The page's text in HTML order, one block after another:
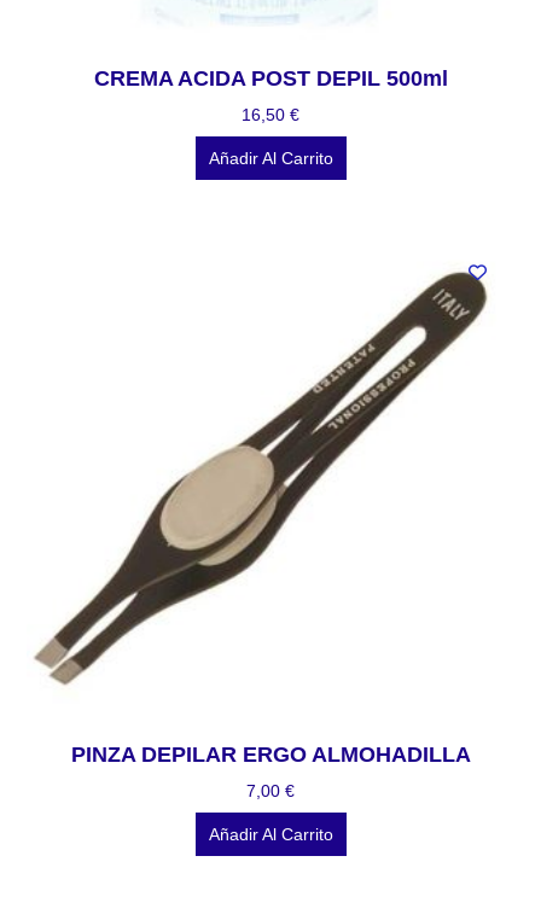
CREMA ACIDA POST DEPIL 500ml
16,50 €
Añadir Al Carrito
PINZA DEPILAR ERGO ALMOHADILLA
7,00 €
Añadir Al Carrito